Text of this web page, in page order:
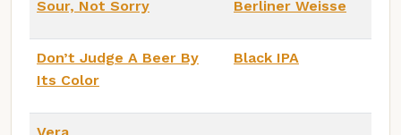
Sour, Not Sorry Berliner Weisse
Don’t Judge A Beer By
Its Color
Black IPA